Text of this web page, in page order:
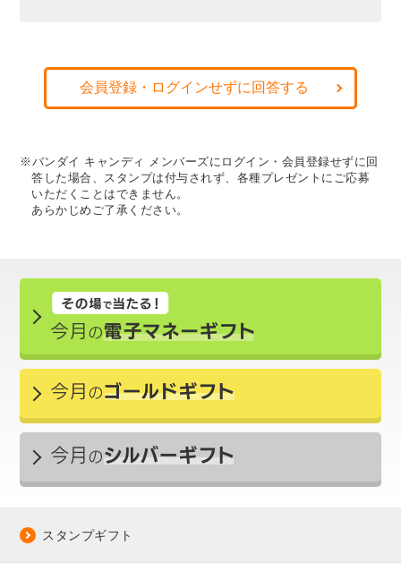
会員登録・ログインせずに回答する
※バンダイ キャンディ メンバーズにログイン・会員登録せずに回
答した場合、スタンプは付与されず、各種プレゼントにご応募
いただくことはできません。
あらかじめご了承ください。
スタンプギフト